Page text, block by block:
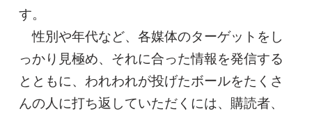
す。
性別や年代など、各媒体のターゲットをし
っかり見極め、それに合った情報を発信する
とともに、われわれが投げたボールをたくさ
んの人に打ち返していただくには、購読者、